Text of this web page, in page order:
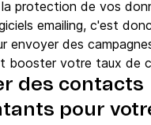
la protection de vos
emailing, c'est
envoyer des
booster votre taux de
des contacts
pour